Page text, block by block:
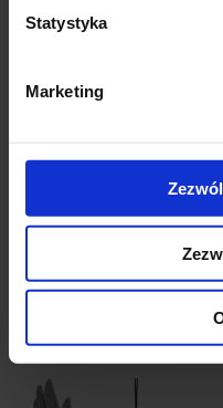
Statystyka
Marketing
WARS od DISNEY
0 ocen
dostępności